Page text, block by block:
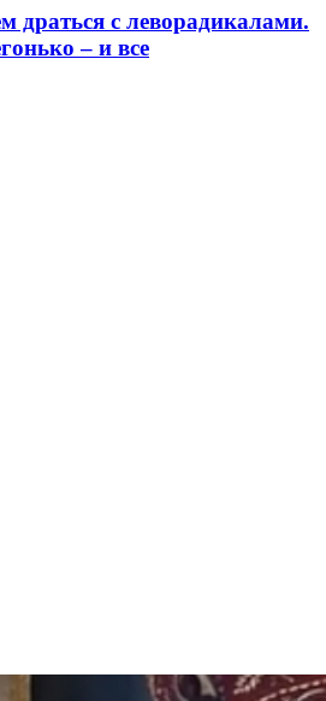
с леворадикалами.
– и все